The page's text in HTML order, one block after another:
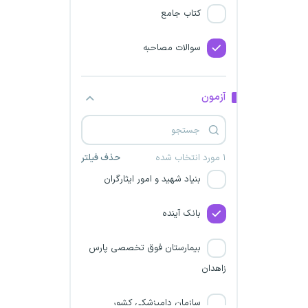
کتاب جامع
سوالات مصاحبه
آزمون
۱ مورد انتخاب شده حذف فیلتر
دیوان محاسبات کشور
سازمان حسابرسی
وزارت علوم، تحقیقات و فناوری
بنیاد شهید و امور ایثارگران
بانک آینده
بیمارستان فوق تخصصی پارس
زاهدان
سازمان دامپزشکی کشور